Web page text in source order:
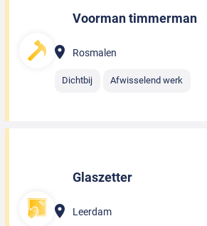
Voorman timmerman
Rosmalen
Dichtbij Afwisselend werk
Glaszetter
Leerdam